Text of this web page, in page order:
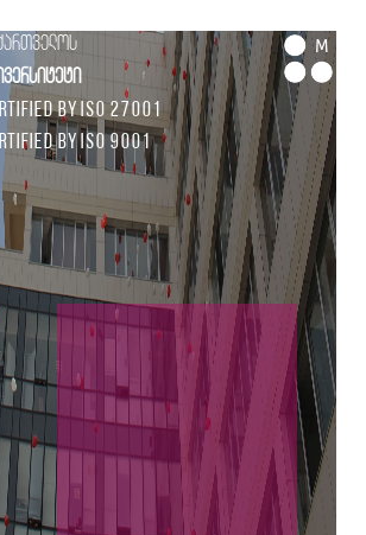
by ISO 27001
by ISO 9001
M